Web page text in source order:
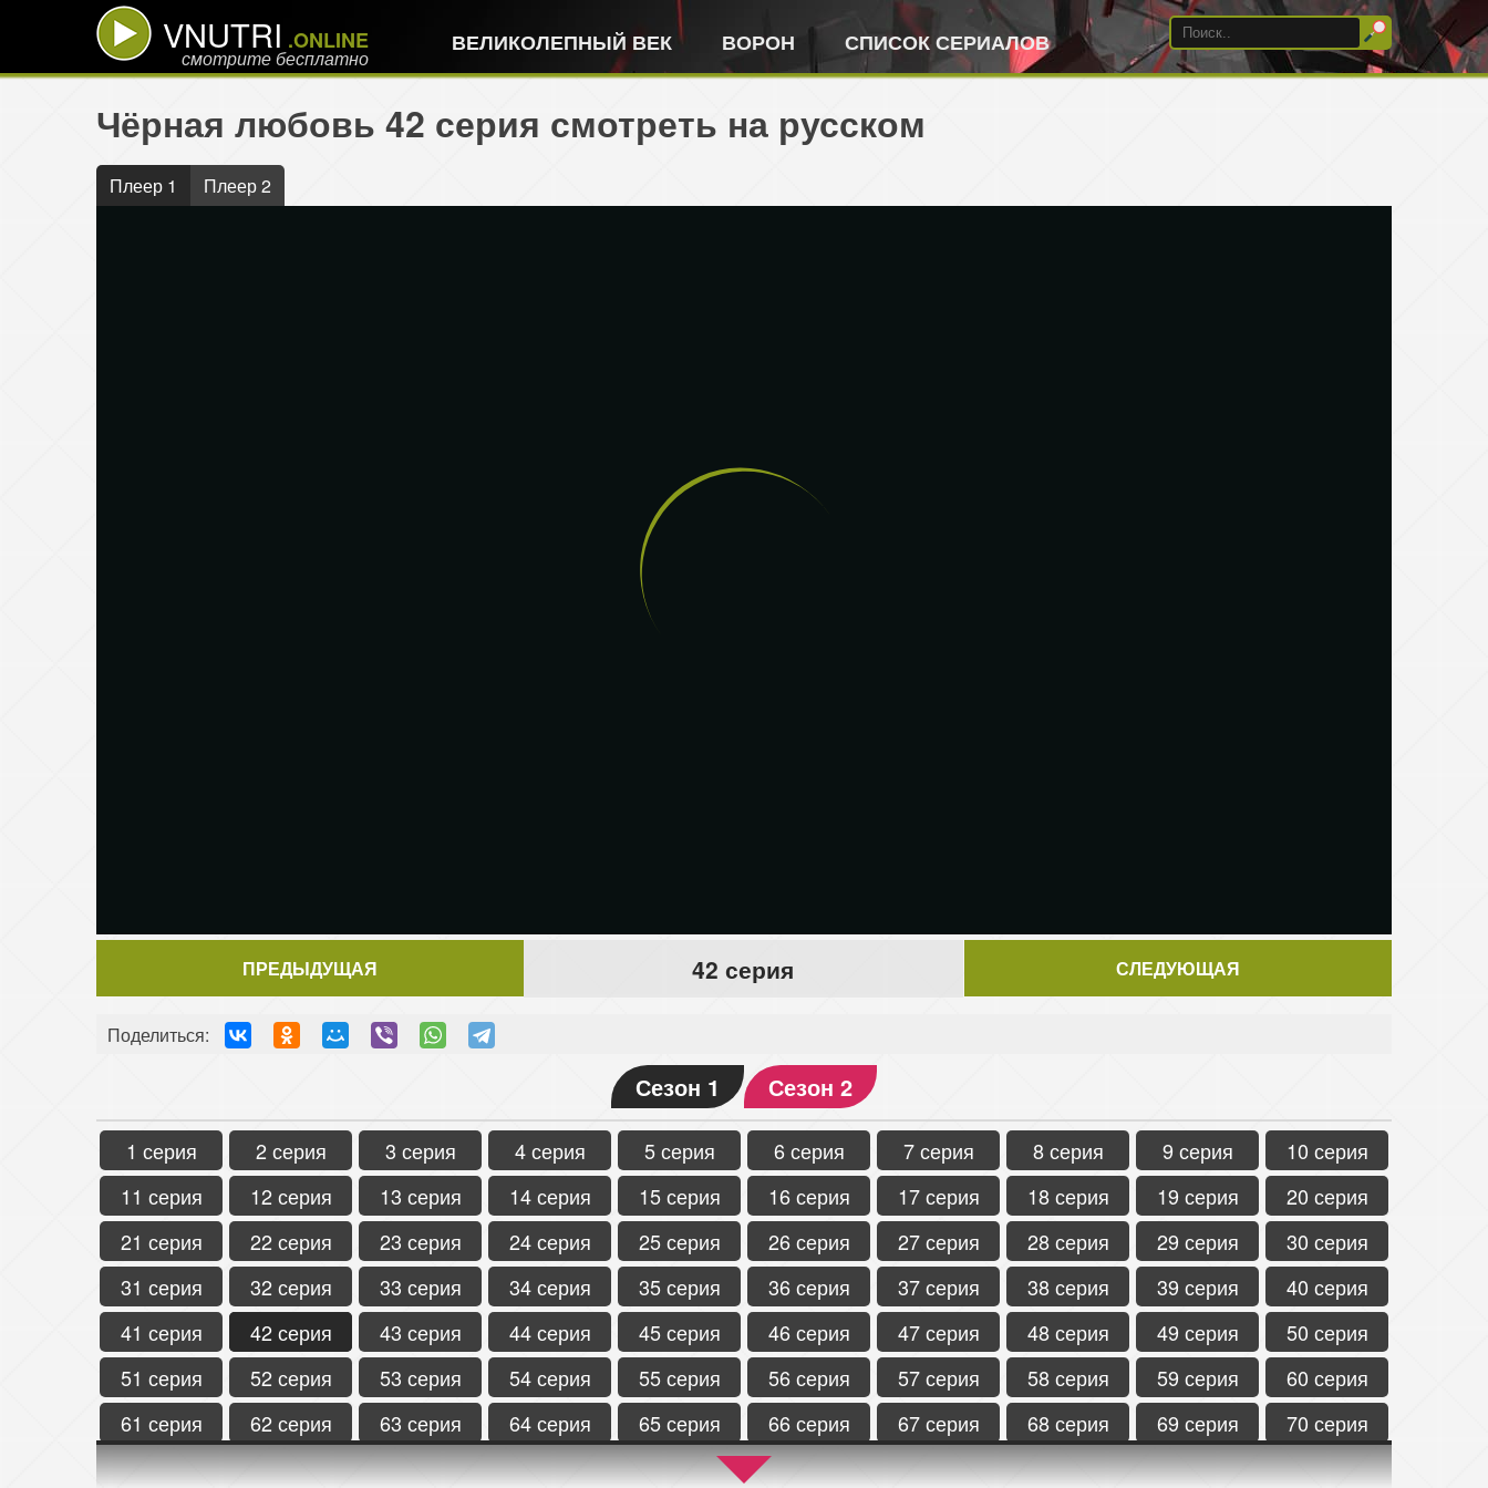
VNUTRI .ONLINE
смотрите бесплатно
ВЕЛИКОЛЕПНЫЙ ВЕК ВОРОН СПИСОК СЕРИАЛОВ
Чёрная любовь 42 серия смотреть на русском
Плеер 1 Плеер 2
ПРЕДЫДУЩАЯ 42 серия СЛЕДУЮЩАЯ
Поделиться:
Сезон 1 Сезон 2
1 серия 2 серия 3 серия 4 серия 5 серия 6 серия 7 серия 8 серия 9 серия
10 серия
11 серия
12 серия 13 серия 14 серия 15 серия 16 серия 17 серия 18 серия 19 серия
20 серия
21 серия
22 серия 23 серия 24 серия 25 серия 26 серия 27 серия 28 серия 29 серия
30 серия
31 серия
32 серия 33 серия 34 серия 35 серия 36 серия 37 серия 38 серия 39 серия
40 серия
41 серия
42 серия 43 серия 44 серия 45 серия 46 серия 47 серия 48 серия 49 серия
50 серия
51 серия
52 серия 53 серия 54 серия 55 серия 56 серия 57 серия 58 серия 59 серия
60 серия
61 серия
62 серия 63 серия 64 серия 65 серия 66 серия 67 серия 68 серия 69 серия
70 серия
71 серия
72 серия 73 серия 74 серия 75 серия 76 серия 77 серия 78 серия 79 серия
80 серия